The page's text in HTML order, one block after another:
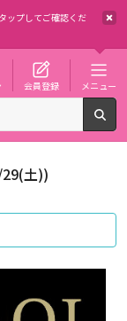
ップしてご確認くだ
会員登録 メニュー
土))